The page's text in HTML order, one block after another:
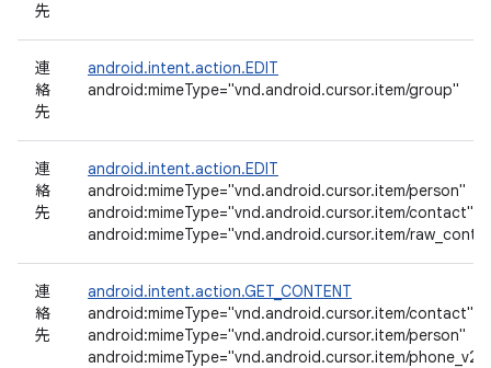
先
連
絡
先
android.intent.action.EDIT
android:mimeType="vnd.android.cursor.item/group"
連
絡
先
android.intent.action.EDIT
android:mimeType="vnd.android.cursor.item/person"
android:mimeType="vnd.android.cursor.item/contact"
android:mimeType="vnd.android.cursor.item/
連
絡
先
android.intent.action.GET_CONTENT
android:mimeType="vnd.android.cursor.item/contact"
android:mimeType="vnd.android.cursor.item/person"
android:mimeType="vnd.android.cursor.item/phone_v2"